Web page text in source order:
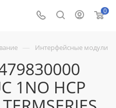
0
— Интерфейсные модули
1NO HCP